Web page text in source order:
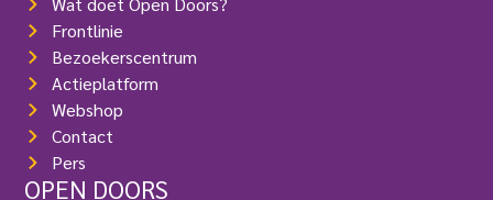
Frontlinie
Bezoekerscentrum
Actieplatform
Webshop
Contact
Pers
OPEN DOORS